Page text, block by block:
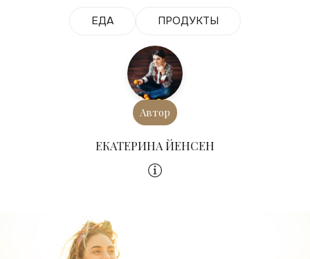
ЕДА ПРОДУКТЫ
Автор
ЕКАТЕРИНА ЙЕНСЕН